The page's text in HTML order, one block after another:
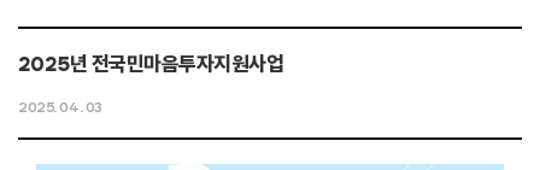
2025년 전국민마음투자지원사업
2025. 04. 03